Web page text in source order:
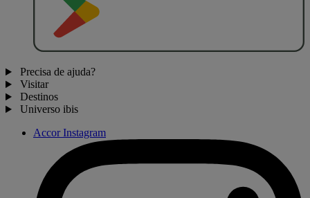
Precisa de ajuda?
Visitar
Destinos
Universo ibis
Accor Instagram